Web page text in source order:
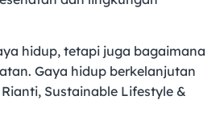
hidup, tetapi juga bagaimana
Gaya hidup berkelanjutan
Sustainable Lifestyle &